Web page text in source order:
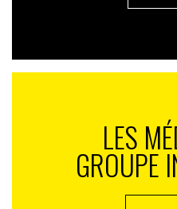
LES
GROUPE